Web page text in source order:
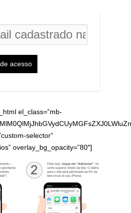
acesso
el_class=”mb-
selector”
overlay_bg_opacity=”80″]